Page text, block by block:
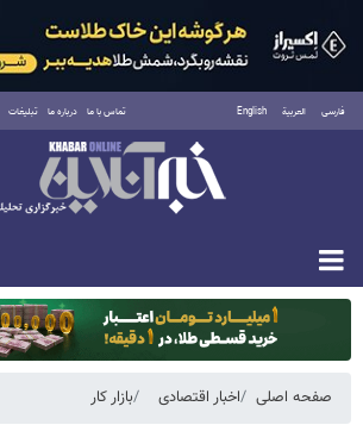
فارسی العربية English تماس با ما درباره ما تبلیغات
یکشنبه ۱۸ مرداد ۱۴۰۵
صفحه اصلی اخبار اقتصادی بازار کار